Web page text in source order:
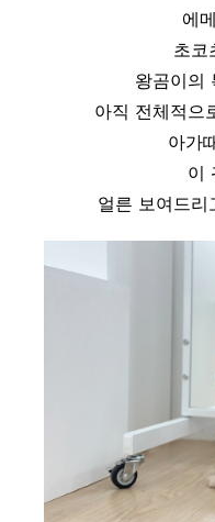
에
초코
왕곰이의
아직 전체적으
아가
이
얼른 보여드리